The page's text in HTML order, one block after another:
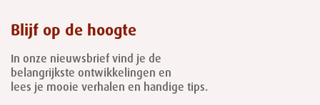
Blijf op de hoogte
In onze nieuwsbrief vind je de
belangrijkste ontwikkelingen en
lees je mooie verhalen en handige tips.